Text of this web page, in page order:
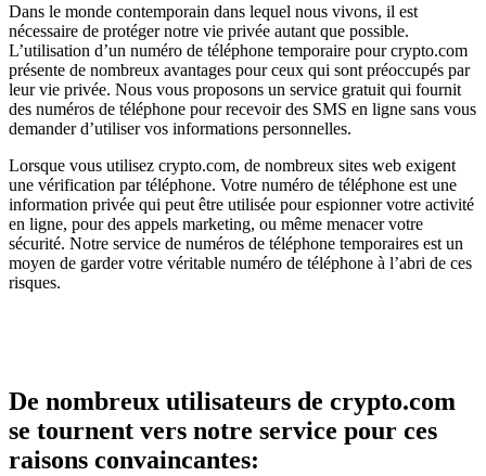
Dans le monde contemporain dans lequel nous vivons, il est
nécessaire de protéger notre vie privée autant que possible.
L’utilisation d’un numéro de téléphone temporaire pour crypto.com
présente de nombreux avantages pour ceux qui sont préoccupés par
leur vie privée. Nous vous proposons un service gratuit qui fournit
des numéros de téléphone pour recevoir des SMS en ligne sans vous
demander d’utiliser vos informations personnelles.
Lorsque vous utilisez crypto.com, de nombreux sites web exigent
une vérification par téléphone. Votre numéro de téléphone est une
information privée qui peut être utilisée pour espionner votre activité
en ligne, pour des appels marketing, ou même menacer votre
sécurité. Notre service de numéros de téléphone temporaires est un
moyen de garder votre véritable numéro de téléphone à l’abri de ces
risques.
De nombreux utilisateurs de crypto.com
se tournent vers notre service pour ces
raisons convaincantes: